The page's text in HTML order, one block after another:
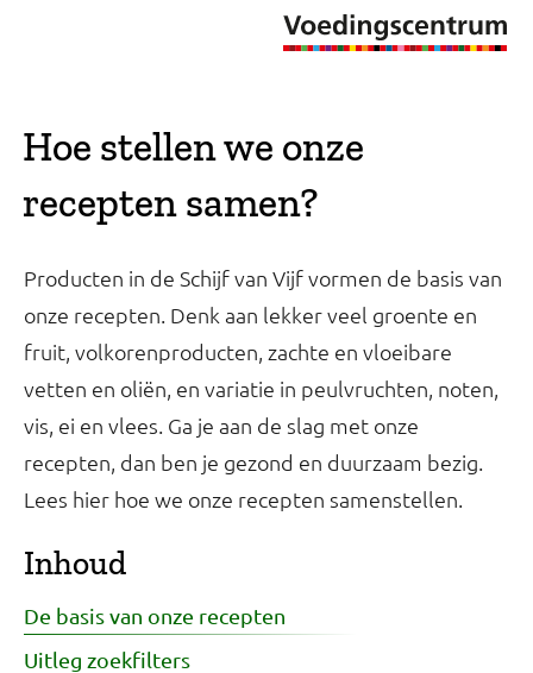
Hoe stellen we onze
recepten samen?
Producten in de Schijf van Vijf vormen de basis van
onze recepten. Denk aan lekker veel groente en
fruit, volkorenproducten, zachte en vloeibare
vetten en oliën, en variatie in peulvruchten, noten,
vis, ei en vlees. Ga je aan de slag met onze
recepten, dan ben je gezond en duurzaam bezig.
Lees hier hoe we onze recepten samenstellen.
Inhoud
De basis van onze recepten
Uitleg zoekfilters